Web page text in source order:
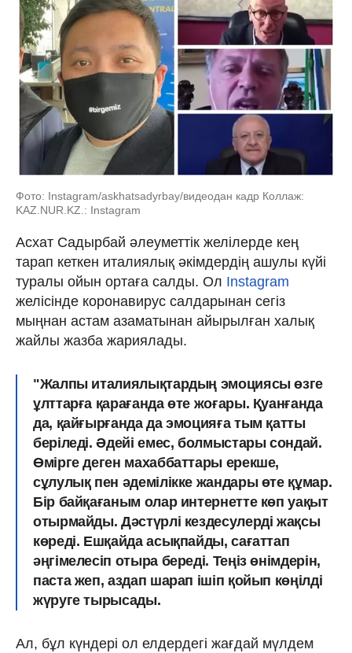
Фото: Instagram/askhatsadyrbay/видеодан кадр Коллаж:
KAZ.NUR.KZ.: Instagram
Асхат Садырбай әлеуметтік желілерде кең
тарап кеткен италиялық әкімдердің ашулы күйі
туралы ойын ортаға салды. Ол Instagram
желісінде коронавирус салдарынан сегіз
мыңнан астам азаматынан айырылған халық
жайлы жазба жариялады.
"Жалпы италиялықтардың эмоциясы өзге
ұлттарға қарағанда өте жоғары. Қуанғанда
да, қайғырғанда да эмоцияға тым қатты
беріледі. Әдейі емес, болмыстары сондай.
Өмірге деген махаббаттары ерекше,
сұлулық пен әдемілікке жандары өте құмар.
Бір байқағаным олар интернетте көп уақыт
отырмайды. Дәстүрлі кездесулерді жақсы
көреді. Ешқайда асықпайды, сағаттап
әңгімелесіп отыра береді. Теңіз өнімдерін,
паста жеп, аздап шарап ішіп қойып көңілді
жүруге тырысады.
Ал, бұл күндері ол елдердегі жағдай мүлдем